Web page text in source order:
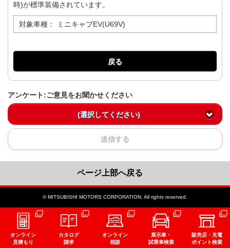
時)が標準装備されています。
対象車種： ミニキャブEV(U69V)
戻る
アンケート:ご意見をお聞かせください
(選択してください)
送信する
ページ上部へ戻る
© MITSUBISHI MOTORS CORPORATION. All rights reserved.
オンライン
見積もり
カタログ
請求
オンライン
相談
展示車・
試乗車検索
販売店・充電
ポイント検索